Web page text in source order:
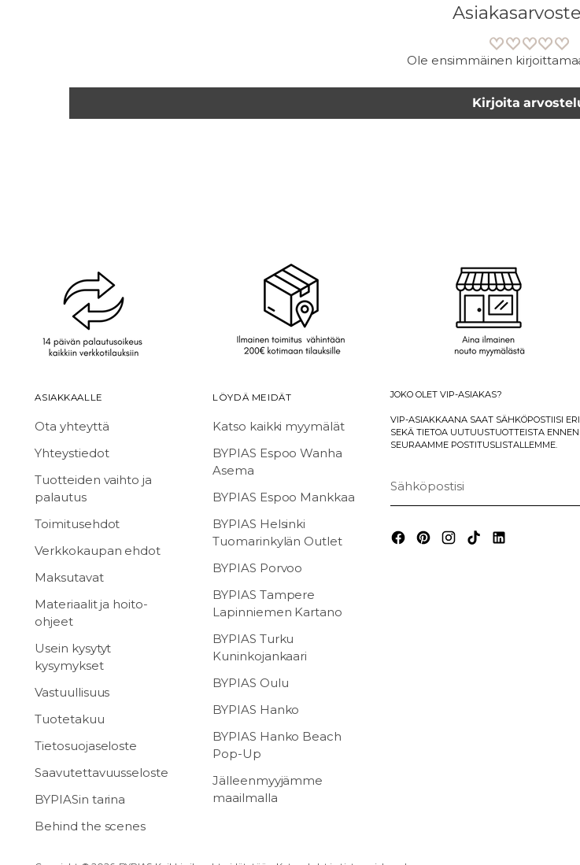
Ole ensimmäinen
Kirjoita
ASIAKKAALLE
Ota yhteyttä
Yhteystiedot
Tuotteiden vaihto ja
palautus
Toimitusehdot
Verkkokaupan ehdot
Maksutavat
Materiaalit ja hoito-
ohjeet
Usein kysytyt
kysymykset
Vastuullisuus
Tuotetakuu
Tietosuojaseloste
Saavutettavuusseloste
BYPIASin tarina
Behind the scenes
LÖYDÄ MEIDÄT
Katso kaikki myymälät
BYPIAS Espoo Wanha
Asema
BYPIAS Espoo Mankkaa
BYPIAS Helsinki
Tuomarinkylän Outlet
BYPIAS Porvoo
BYPIAS Tampere
Lapinniemen Kartano
BYPIAS Turku
Kuninkojankaari
BYPIAS Oulu
BYPIAS Hanko
BYPIAS Hanko Beach
Pop-Up
Jälleenmyyjämme
maailmalla
JOKO OLET VIP-ASIAKAS?
VIP-ASIAKKAANA SAAT SÄHKÖPOSTIISI
SEKÄ TIETOA UUTUUSTUOTTEISTA
SEURAAMME POSTITUSLISTALLEMME.